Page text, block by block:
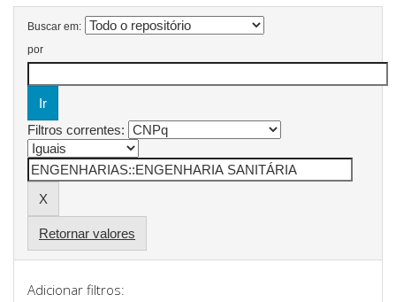
Buscar em:
por
Filtros correntes:
Retornar valores
Adicionar filtros: